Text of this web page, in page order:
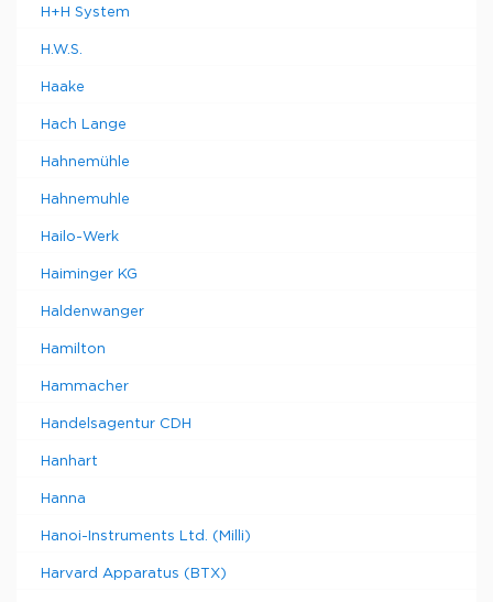
H+H System
H.W.S.
Haake
Hach Lange
Hahnemühle
Hahnemuhle
Hailo-Werk
Haiminger KG
Haldenwanger
Hamilton
Hammacher
Handelsagentur CDH
Hanhart
Hanna
Hanoi-Instruments Ltd. (Milli)
Harvard Apparatus (BTX)